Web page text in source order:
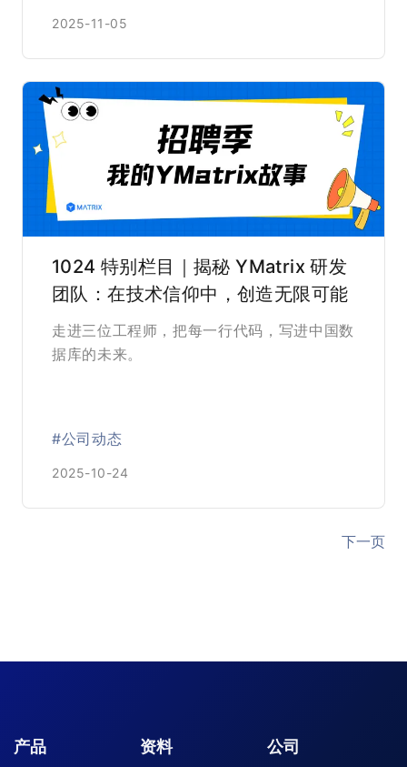
2025-11-05
1024 特别栏目｜揭秘 YMatrix 研发
团队：在技术信仰中，创造无限可能
走进三位工程师，把每一行代码，写进中国数
据库的未来。
#公司动态
2025-10-24
下一页
产品 资料 公司